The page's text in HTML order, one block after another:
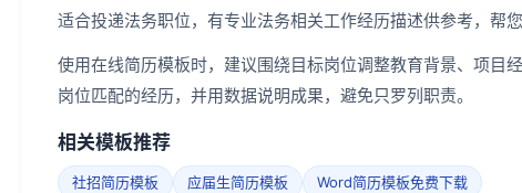
适合投递法务职位，有专业法务相关工作经历描述供参考，帮
使用在线简历模板时，建议围绕目标岗位调整教育背景、项目
岗位匹配的经历，并用数据说明成果，避免只罗列职责。
相关模板推荐
社招简历模板 应届生简历模板 Word简历模板免费下载